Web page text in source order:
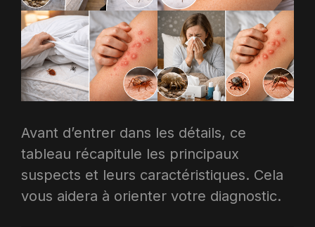
Avant d’entrer dans les détails, ce
tableau récapitule les principaux
suspects et leurs caractéristiques. Cela
vous aidera à orienter votre diagnostic.